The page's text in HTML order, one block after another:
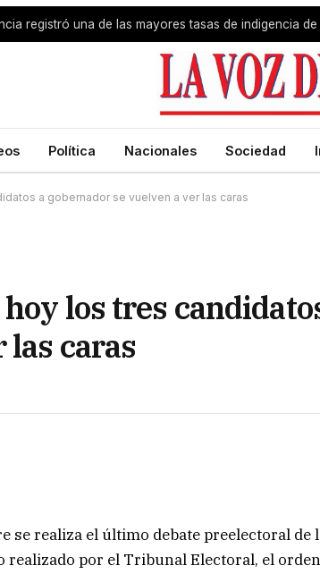
Política Nacionales Sociedad
a gobernador se vuelven a ver las caras
los tres
las caras
se realiza el último debate preelectoral de
realizado por el Tribunal Electoral, el